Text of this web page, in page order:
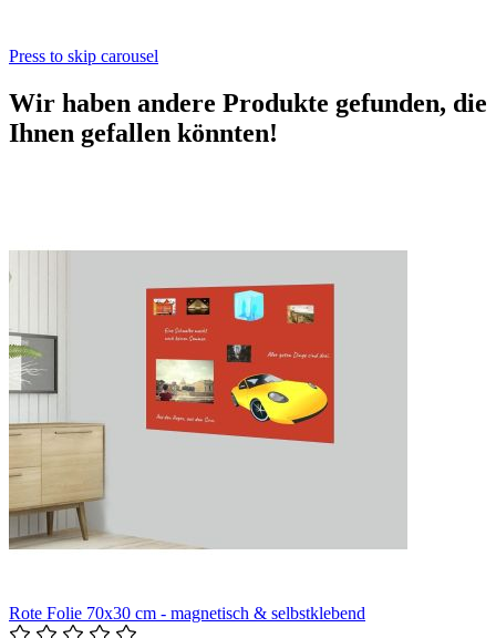
Press to skip carousel
Wir haben andere Produkte gefunden, die
Ihnen gefallen könnten!
Rote Folie 70x30 cm - magnetisch & selbstklebend